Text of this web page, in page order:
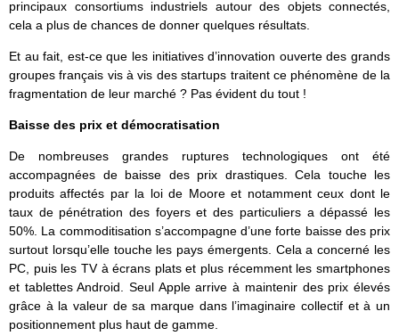
principaux consortiums industriels autour des objets connectés,
cela a plus de chances de donner quelques résultats.
Et au fait, est-ce que les initiatives d’innovation ouverte des grands
groupes français vis à vis des startups traitent ce phénomène de la
fragmentation de leur marché ? Pas évident du tout !
Baisse des prix et démocratisation
De nombreuses grandes ruptures technologiques ont été
accompagnées de baisse des prix drastiques. Cela touche les
produits affectés par la loi de Moore et notamment ceux dont le
taux de pénétration des foyers et des particuliers a dépassé les
50%. La commoditisation s’accompagne d’une forte baisse des prix
surtout lorsqu’elle touche les pays émergents. Cela a concerné les
PC, puis les TV à écrans plats et plus récemment les smartphones
et tablettes Android. Seul Apple arrive à maintenir des prix élevés
grâce à la valeur de sa marque dans l’imaginaire collectif et à un
positionnement plus haut de gamme.